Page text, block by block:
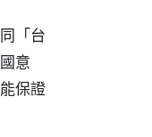
「台
意
保證